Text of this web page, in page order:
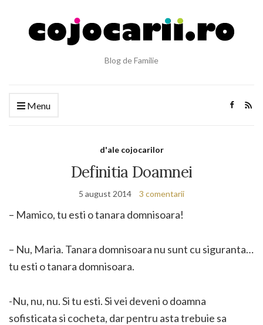
Blog de Familie
Menu
d'ale cojocarilor
Definitia Doamnei
5 august 2014 3 comentarii
– Mamico, tu esti o tanara domnisoara!
– Nu, Maria. Tanara domnisoara nu sunt cu siguranta…
tu esti o tanara domnisoara.
-Nu, nu, nu. Si tu esti. Si vei deveni o doamna
sofisticata si cocheta, dar pentru asta trebuie sa